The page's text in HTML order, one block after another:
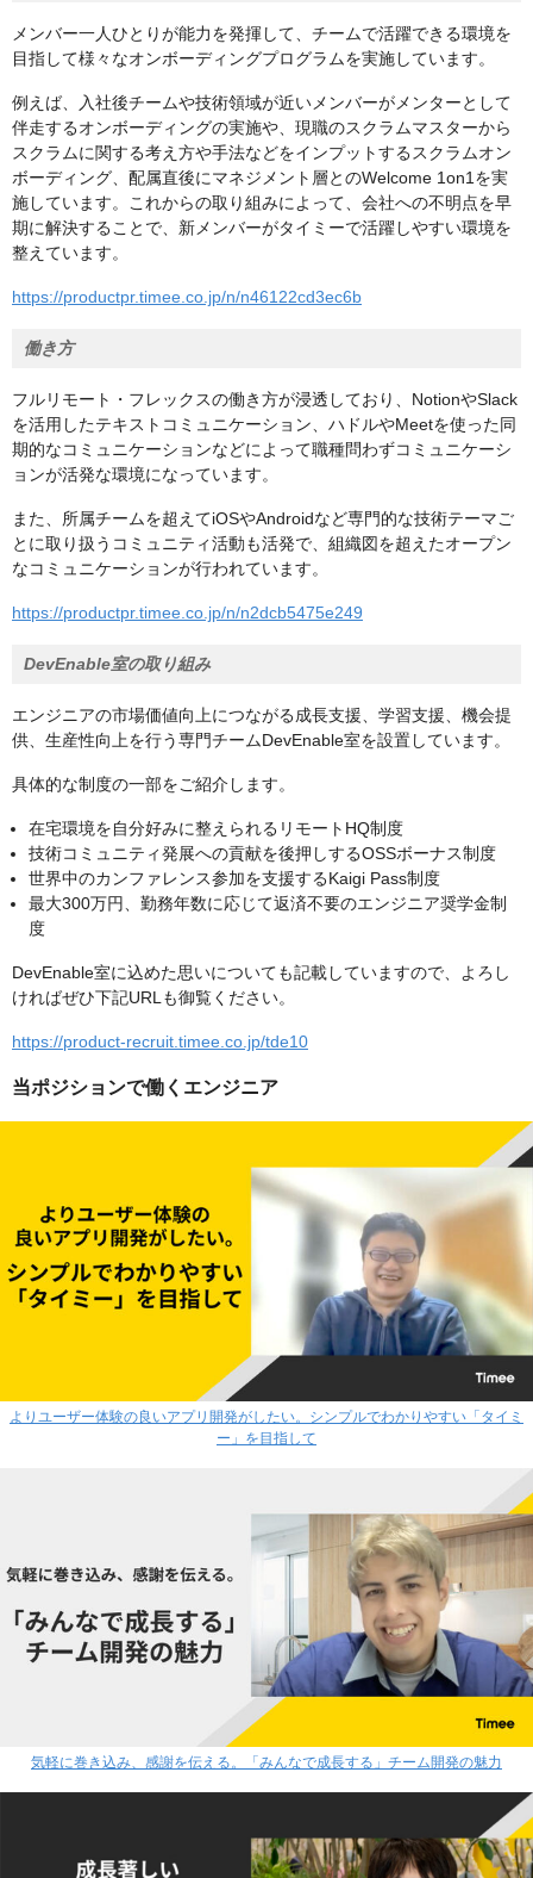
メンバー一人ひとりが能力を発揮して、チームで活躍できる環境を
目指して様々なオンボーディングプログラムを実施しています。
例えば、入社後チームや技術領域が近いメンバーがメンターとして
伴走するオンボーディングの実施や、現職のスクラムマスターから
スクラムに関する考え方や手法などをインプットするスクラムオン
ボーディング、配属直後にマネジメント層とのWelcome 1on1を実
施しています。これからの取り組みによって、会社への不明点を早
期に解決することで、新メンバーがタイミーで活躍しやすい環境を
整えています。
https://productpr.timee.co.jp/n/n46122cd3ec6b
働き方
フルリモート・フレックスの働き方が浸透しており、NotionやSlack
を活用したテキストコミュニケーション、ハドルやMeetを使った同
期的なコミュニケーションなどによって職種問わずコミュニケーシ
ョンが活発な環境になっています。
また、所属チームを超えてiOSやAndroidなど専門的な技術テーマご
とに取り扱うコミュニティ活動も活発で、組織図を超えたオープン
なコミュニケーションが行われています。
https://productpr.timee.co.jp/n/n2dcb5475e249
DevEnable室の取り組み
エンジニアの市場価値向上につながる成長支援、学習支援、機会提
供、生産性向上を行う専門チームDevEnable室を設置しています。
具体的な制度の一部をご紹介します。
在宅環境を自分好みに整えられるリモートHQ制度
技術コミュニティ発展への貢献を後押しするOSSボーナス制度
世界中のカンファレンス参加を支援するKaigi Pass制度
最大300万円、勤務年数に応じて返済不要のエンジニア奨学金制
度
DevEnable室に込めた思いについても記載していますので、よろし
ければぜひ下記URLも御覧ください。
https://product-recruit.timee.co.jp/tde10
当ポジションで働くエンジニア
よりユーザー体験の良いアプリ開発がしたい。シンプルでわかりやすい「タイミ
ー」を目指して
気軽に巻き込み、感謝を伝える。「みんなで成長する」チーム開発の魅力